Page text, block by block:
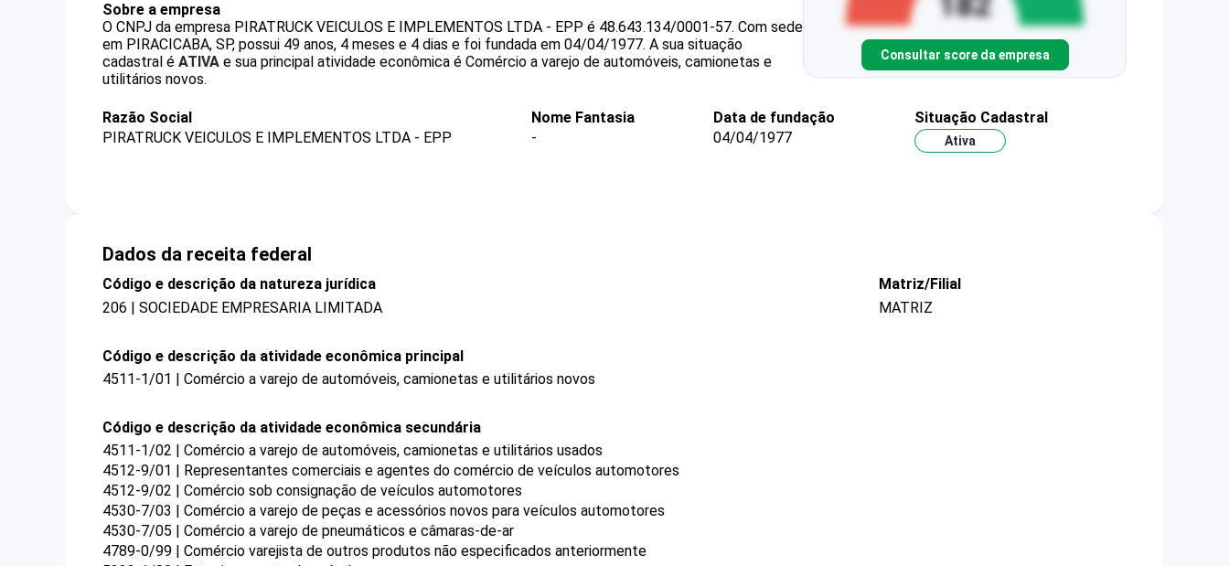
Sobre a empresa
O CNPJ da empresa PIRATRUCK VEICULOS E IMPLEMENTOS LTDA - EPP é 48.643.134/0001-57. Com sede
em PIRACICABA, SP, possui 49 anos, 4 meses e 4 dias e foi fundada em 04/04/1977. A sua situação
cadastral é ATIVA e sua principal atividade econômica é Comércio a varejo de automóveis, camionetas e
utilitários novos.
Consultar score da empresa
Razão Social
PIRATRUCK VEICULOS E IMPLEMENTOS LTDA - EPP
Nome Fantasia
-
Data de fundação
04/04/1977
Situação Cadastral
Ativa
Dados da receita federal
Código e descrição da natureza jurídica
206 | SOCIEDADE EMPRESARIA LIMITADA
Matriz/Filial
MATRIZ
Código e descrição da atividade econômica principal
4511-1/01 | Comércio a varejo de automóveis, camionetas e utilitários novos
Código e descrição da atividade econômica secundária
4511-1/02 | Comércio a varejo de automóveis, camionetas e utilitários usados
4512-9/01 | Representantes comerciais e agentes do comércio de veículos automotores
4512-9/02 | Comércio sob consignação de veículos automotores
4530-7/03 | Comércio a varejo de peças e acessórios novos para veículos automotores
4530-7/05 | Comércio a varejo de pneumáticos e câmaras-de-ar
4789-0/99 | Comércio varejista de outros produtos não especificados anteriormente